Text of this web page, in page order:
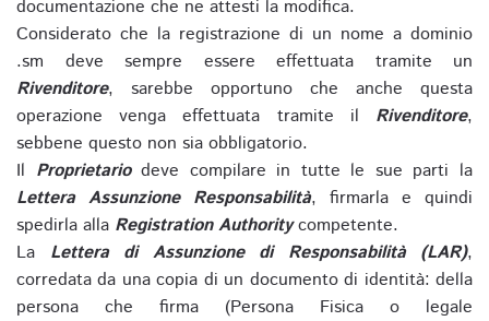
documentazione che ne attesti la modifica.
Considerato che la registrazione di un nome a dominio
.sm deve sempre essere effettuata tramite un
Rivenditore, sarebbe opportuno che anche questa
operazione venga effettuata tramite il Rivenditore,
sebbene questo non sia obbligatorio.
Il Proprietariodeve compilare in tutte le sue parti la
Lettera Assunzione Responsabilità, firmarla e quindi
spedirla alla Registration Authoritycompetente.
La Lettera di Assunzione di Responsabilità (LAR),
corredata da una copia di un documento di identità: della
persona che firma (Persona Fisica o legale